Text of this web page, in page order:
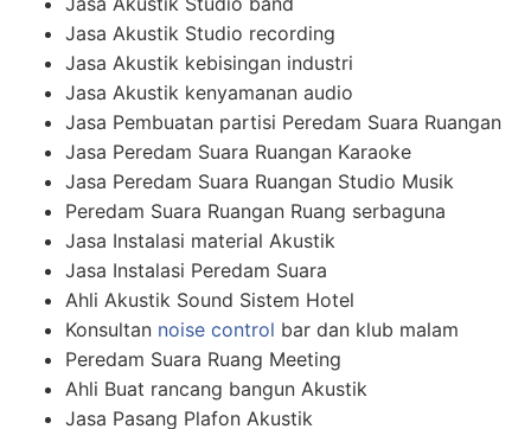
Jasa Akustik Studio recording
Jasa Akustik kebisingan industri
Jasa Akustik kenyamanan audio
Jasa Pembuatan partisi Peredam Suara Ruangan
Jasa Peredam Suara Ruangan Karaoke
Jasa Peredam Suara Ruangan Studio Musik
Peredam Suara Ruangan Ruang serbaguna
Jasa Instalasi material Akustik
Jasa Instalasi Peredam Suara
Ahli Akustik Sound Sistem Hotel
Konsultan noise control bar dan klub malam
Peredam Suara Ruang Meeting
Ahli Buat rancang bangun Akustik
Jasa Pasang Plafon Akustik